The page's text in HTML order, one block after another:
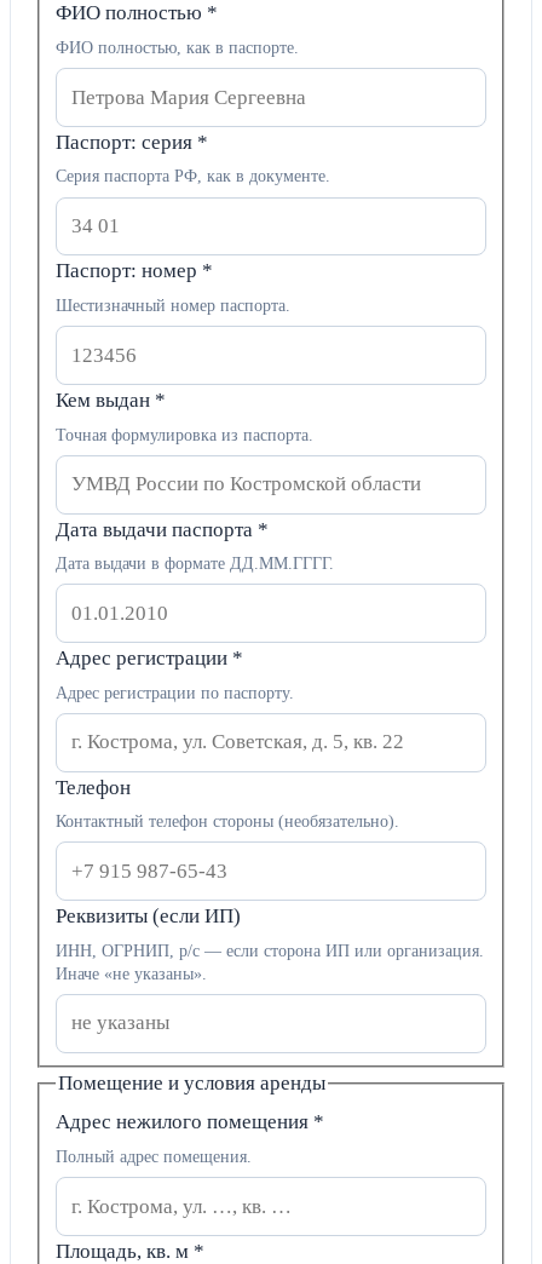
ФИО полностью *
ФИО полностью, как в паспорте.
Паспорт: серия *
Серия паспорта РФ, как в документе.
Паспорт: номер *
Шестизначный номер паспорта.
Кем выдан *
Точная формулировка из паспорта.
Дата выдачи паспорта *
Дата выдачи в формате ДД.ММ.ГГГГ.
Адрес регистрации *
Адрес регистрации по паспорту.
Телефон
Контактный телефон стороны (необязательно).
Реквизиты (если ИП)
ИНН, ОГРНИП, р/с — если сторона ИП или организация.
Иначе «не указаны».
Помещение и условия аренды
Адрес нежилого помещения *
Полный адрес помещения.
Площадь, кв. м *